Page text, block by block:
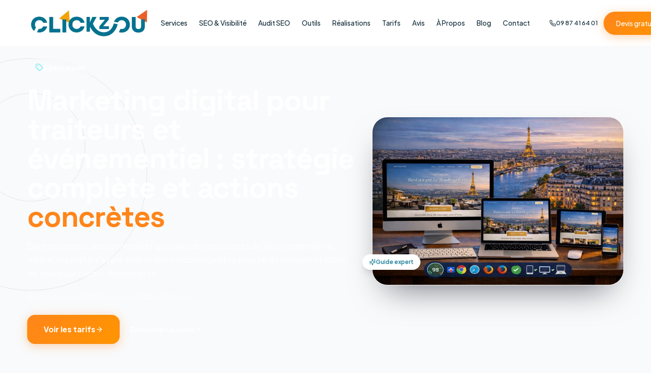
Services SEO & Visibilité Audit SEO Outils Réalisations Tarifs Avis À Propos Blog Contact 09 87 41 64 01 Devis
Marketing digital pour
traiteurs et
événementiel : stratégie
complète et actions
concrètes
Dans un secteur aussi compétitif que celui des traiteurs et de l'événementiel, le
marketing digital s'avère être un atout incontournable pour se démarquer et attirer
de nouveaux clients. Améliorer sa
Voir les tarifs
Guide expert